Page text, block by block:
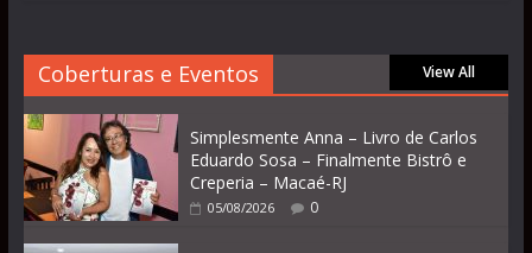
Coberturas e Eventos View All
Simplesmente Anna – Livro de Carlos
Eduardo Sosa – Finalmente Bistrô e
Creperia – Macaé-RJ
05/08/2026 0